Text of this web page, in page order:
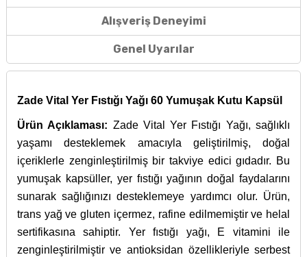
Alışveriş Deneyimi
Genel Uyarılar
Zade Vital Yer Fıstığı Yağı 60 Yumuşak Kutu Kapsül
Ürün Açıklaması: Zade Vital Yer Fıstığı Yağı, sağlıklı
yaşamı desteklemek amacıyla geliştirilmiş, doğal
içeriklerle zenginleştirilmiş bir takviye edici gıdadır. Bu
yumuşak kapsüller, yer fıstığı yağının doğal faydalarını
sunarak sağlığınızı desteklemeye yardımcı olur. Ürün,
trans yağ ve gluten içermez, rafine edilmemiştir ve helal
sertifikasına sahiptir. Yer fıstığı yağı, E vitamini ile
zenginleştirilmiştir ve antioksidan özellikleriyle serbest